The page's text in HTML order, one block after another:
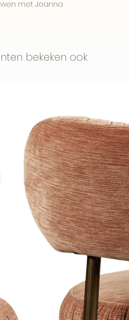
met Joanna
karakter en
bekeken ook